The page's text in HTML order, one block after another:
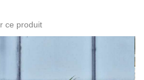
ce produit